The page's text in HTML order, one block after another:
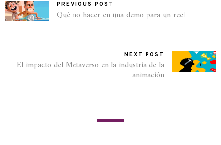
PREVIOUS POST
Qué no hacer en una demo para un reel
NEXT POST
El impacto del Metaverso en la industria de la
animación